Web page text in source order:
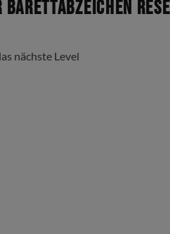
nächste Level
für gängige Smartphone